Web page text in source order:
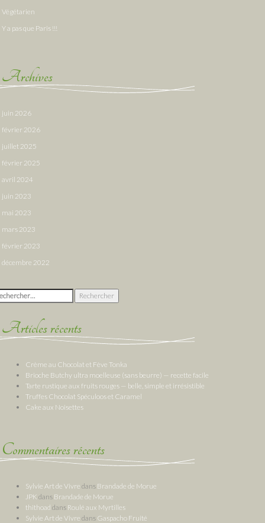
Végétarien
Y a pas que Paris !!!
Archives
juin 2026
février 2026
juillet 2025
février 2025
avril 2024
juin 2023
mai 2023
mars 2023
février 2023
décembre 2022
:
Articles récents
Crème au Chocolat et Fève Tonka
Brioche Butchy ultra moelleuse (sans beurre) — recette facile
Tarte rustique aux fruits rouges — belle, simple et irrésistible
Truffes Chocolat Spéculoos et Caramel
Cake aux Noisettes
Commentaires récents
Sylvie Art de Vivre dans Brandade de Morue
JPK dans Brandade de Morue
thithoad dans Roulé aux Myrtilles
Sylvie Art de Vivre dans Gaspacho Fruité